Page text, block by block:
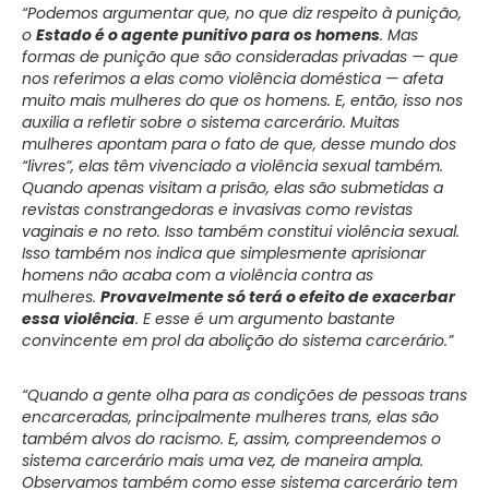
“Podemos argumentar que, no que diz respeito à punição,
o Estado é o agente punitivo para os homens. Mas
formas de punição que são consideradas privadas — que
nos referimos a elas como violência doméstica — afeta
muito mais mulheres do que os homens. E, então, isso nos
auxilia a refletir sobre o sistema carcerário. Muitas
mulheres apontam para o fato de que, desse mundo dos
“livres”, elas têm vivenciado a violência sexual também.
Quando apenas visitam a prisão, elas são submetidas a
revistas constrangedoras e invasivas como revistas
vaginais e no reto. Isso também constitui violência sexual.
Isso também nos indica que simplesmente aprisionar
homens não acaba com a violência contra as
mulheres. Provavelmente só terá o efeito de exacerbar
essa violência. E esse é um argumento bastante
convincente em prol da abolição do sistema carcerário.”
“Quando a gente olha para as condições de pessoas trans
encarceradas, principalmente mulheres trans, elas são
também alvos do racismo. E, assim, compreendemos o
sistema carcerário mais uma vez, de maneira ampla.
Observamos também como esse sistema carcerário tem